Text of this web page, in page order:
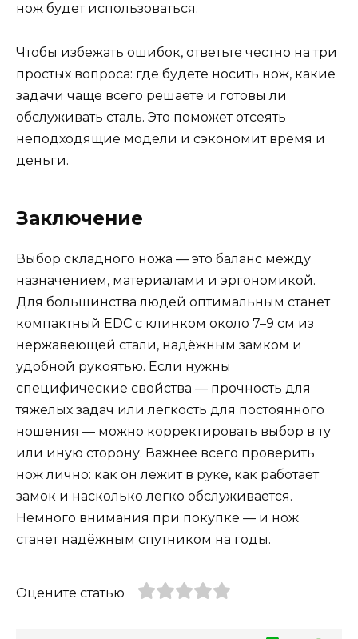
нож будет использоваться.
Чтобы избежать ошибок, ответьте честно на три
простых вопроса: где будете носить нож, какие
задачи чаще всего решаете и готовы ли
обслуживать сталь. Это поможет отсеять
неподходящие модели и сэкономит время и
деньги.
Заключение
Выбор складного ножа — это баланс между
назначением, материалами и эргономикой.
Для большинства людей оптимальным станет
компактный EDC с клинком около 7–9 см из
нержавеющей стали, надёжным замком и
удобной рукоятью. Если нужны
специфические свойства — прочность для
тяжёлых задач или лёгкость для постоянного
ношения — можно корректировать выбор в ту
или иную сторону. Важнее всего проверить
нож лично: как он лежит в руке, как работает
замок и насколько легко обслуживается.
Немного внимания при покупке — и нож
станет надёжным спутником на годы.
Оцените статью